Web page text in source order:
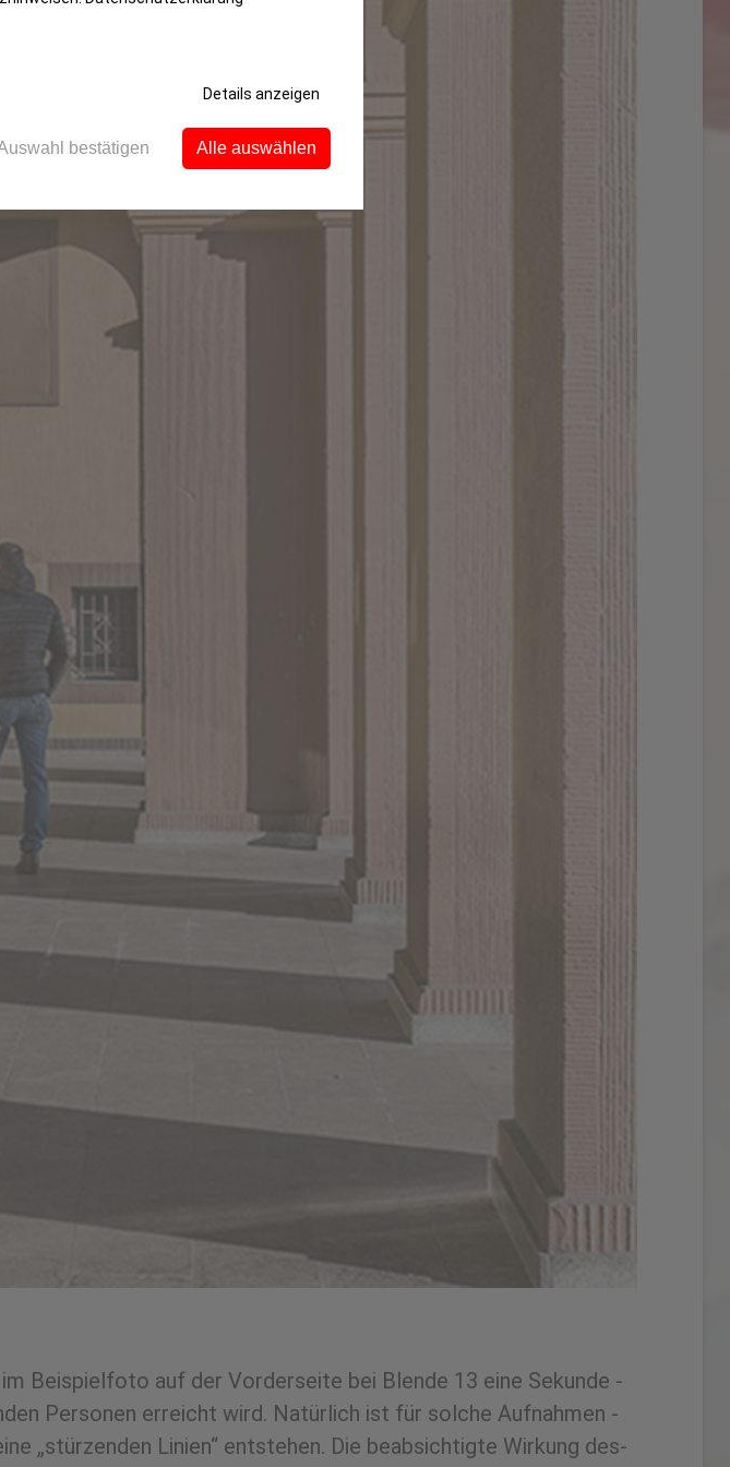
Beispielfoto­ auf­ der­ Vorderseite ­bei Blende­ 13­ eine­ S­ekunde
Personen­ erreicht wird. ­Natürlich­ ist ­für­ solche ­Aufnahmen
„stürzenden­­ Linien“­ entstehen.­ Die­ beabsichtigte­ Wirkung des­
Details anzeigen
bestätigen Alle auswählen